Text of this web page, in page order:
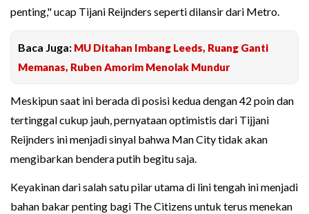
penting," ucap Tijani Reijnders seperti dilansir dari Metro.
Baca Juga: MU Ditahan Imbang Leeds, Ruang Ganti
Memanas, Ruben Amorim Menolak Mundur
Meskipun saat ini berada di posisi kedua dengan 42 poin dan
tertinggal cukup jauh, pernyataan optimistis dari Tijjani
Reijnders ini menjadi sinyal bahwa Man City tidak akan
mengibarkan bendera putih begitu saja.
Keyakinan dari salah satu pilar utama di lini tengah ini menjadi
bahan bakar penting bagi The Citizens untuk terus menekan